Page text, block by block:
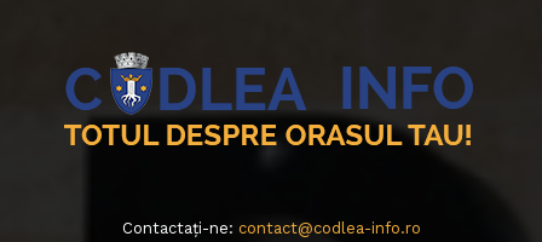
Contactați-ne: contact@codlea-info.ro